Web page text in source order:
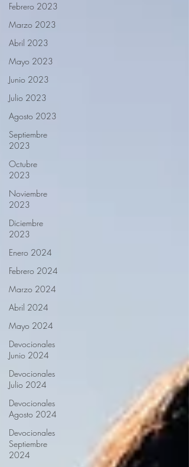
Febrero 2023
Marzo 2023
Abril 2023
Mayo 2023
Junio 2023
Julio 2023
Agosto 2023
Septiembre
2023
Octubre
2023
Noviembre
2023
Diciembre
2023
Enero 2024
Febrero 2024
Marzo 2024
Abril 2024
Mayo 2024
Devocionales
Junio 2024
Devocionales
Julio 2024
Devocionales
Agosto 2024
Devocionales
Septiembre
2024